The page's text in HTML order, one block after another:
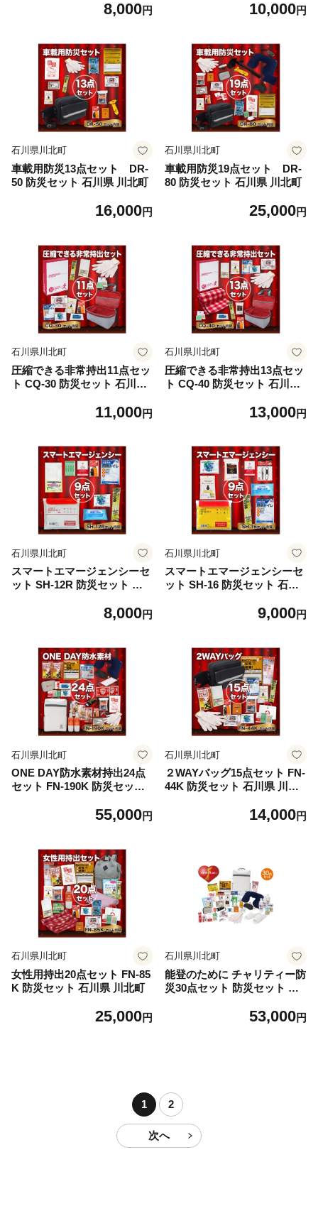
8,000円 10,000円
石川県川北町
車載用防災13点セット DR-
50 防災セット 石川県 川北町
16,000円
石川県川北町
車載用防災19点セット DR-
80 防災セット 石川県 川北町
25,000円
石川県川北町
圧縮できる非常持出11点セッ
ト CQ-30 防災セット 石川県
11,000円
石川県川北町
圧縮できる非常持出13点セッ
ト CQ-40 防災セット 石川県
13,000円
石川県川北町
スマートエマージェンシーセ
ット SH-12R 防災セット 石
8,000円
石川県川北町
スマートエマージェンシーセ
ット SH-16 防災セット 石川
9,000円
石川県川北町
ONE DAY防水素材持出24点
セット FN-190K 防災セット
55,000円
石川県川北町
２WAYバッグ15点セット FN-
44K 防災セット 石川県 川北
14,000円
石川県川北町
女性用持出20点セット FN-85
K 防災セット 石川県 川北町
25,000円
石川県川北町
能登のために チャリティー防
災30点セット 防災セット 災
53,000円
1 2
次へ